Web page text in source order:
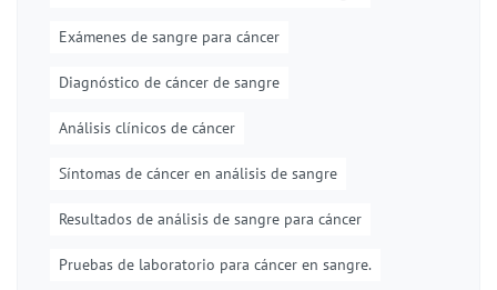
Exámenes de sangre para cáncer
Diagnóstico de cáncer de sangre
Análisis clínicos de cáncer
Síntomas de cáncer en análisis de sangre
Resultados de análisis de sangre para cáncer
Pruebas de laboratorio para cáncer en sangre.